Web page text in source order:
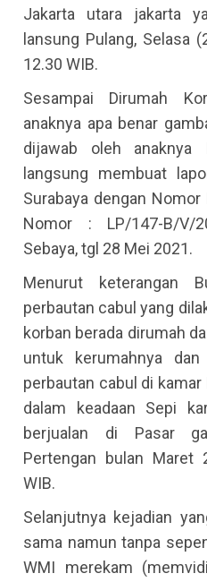
Jakarta utara jakarta
lansung Pulang, Selasa
12.30 WIB.
Sesampai Dirumah
anaknya apa benar
dijawab oleh anaknya
langsung membuat
Surabaya dengan
Nomor : LP/147-B/V/
Sebaya, tgl 28 Mei 2021.
Menurut keterangan
perbautan cabul yang
korban berada dirumah
untuk kerumahnya
perbautan cabul di
dalam keadaan Sepi
berjualan di Pasar
Pertengan bulan Maret
WIB.
Selanjutnya kejadian
sama namun tanpa
WMI merekam